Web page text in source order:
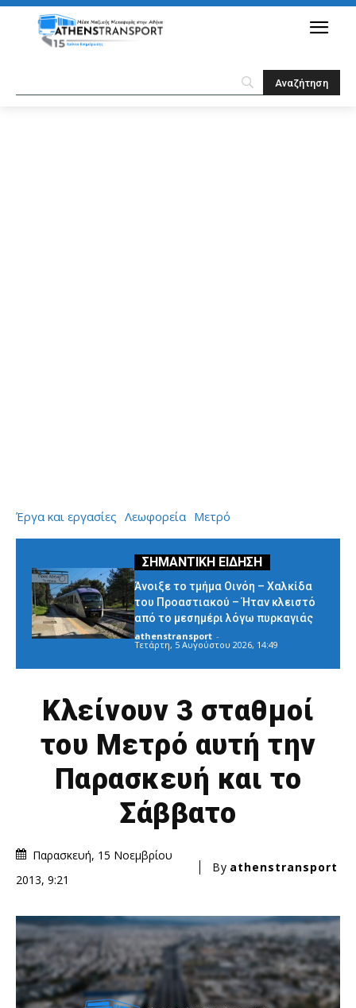
Έργα και εργασίες Λεωφορεία Μετρό
Άνοιξε το τμήμα Οινόη – Χαλκίδα
του Προαστιακού – Ήταν κλειστό
από το μεσημέρι λόγω πυρκαγιάς
athenstransport -
Τετάρτη, 5 Αυγούστου 2026, 14:49
Κλείνουν 3 σταθμοί
του Μετρό αυτή την
Παρασκευή και το
Σάββατο
Παρασκευή, 15 Νοεμβρίου
2013, 9:21
By athenstransport